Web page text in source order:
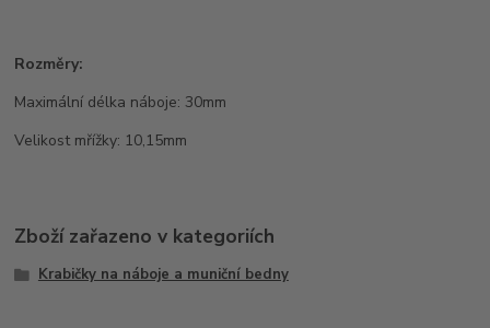
Rozměry:
Maximální délka náboje: 30mm
Velikost mřížky: 10,15mm
Zboží zařazeno v kategoriích
Krabičky na náboje a muniční bedny